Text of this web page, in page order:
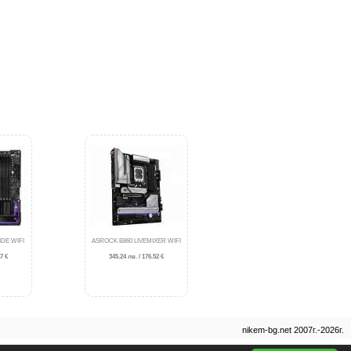
WIFI
€
ASROCK B860 LIVEMIXER WIFI
345.24 лв. / 176.52 €
nikem-bg.net 2007г.-2026г.